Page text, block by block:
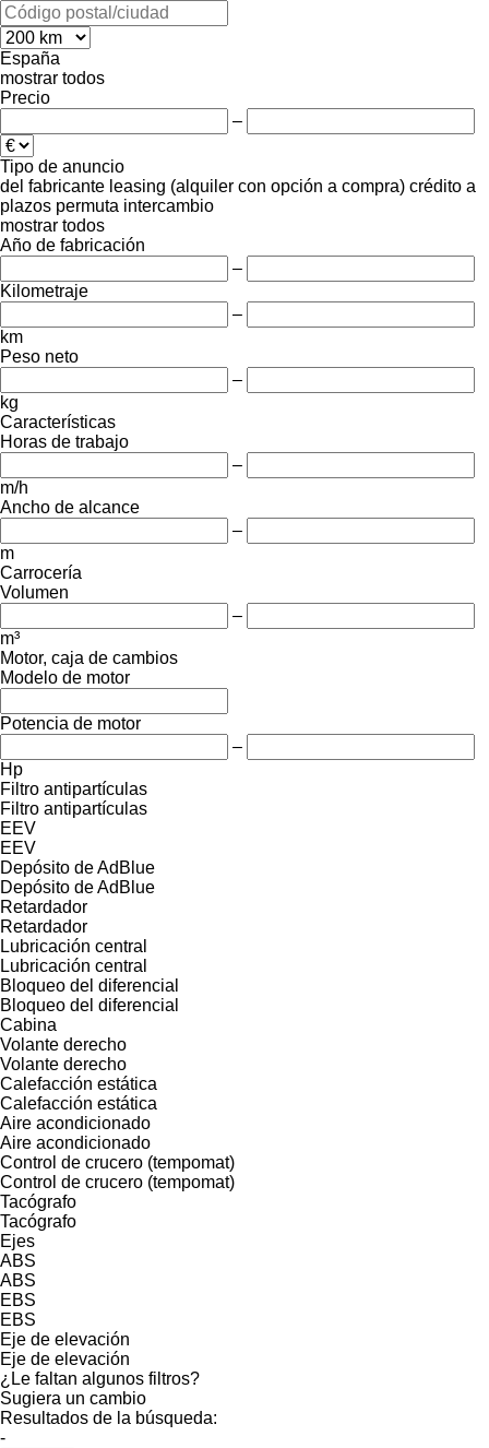
España
mostrar todos
Precio
–
Tipo de anuncio
del fabricante leasing (alquiler con opción a compra) crédito a
plazos permuta intercambio
mostrar todos
Año de fabricación
–
Kilometraje
–
km
Peso neto
–
kg
Características
Horas de trabajo
–
m/h
Ancho de alcance
–
m
Carrocería
Volumen
–
m³
Motor, caja de cambios
Modelo de motor
Potencia de motor
–
Hp
Filtro antipartículas
Filtro antipartículas
EEV
EEV
Depósito de AdBlue
Depósito de AdBlue
Retardador
Retardador
Lubricación central
Lubricación central
Bloqueo del diferencial
Bloqueo del diferencial
Cabina
Volante derecho
Volante derecho
Calefacción estática
Calefacción estática
Aire acondicionado
Aire acondicionado
Control de crucero (tempomat)
Control de crucero (tempomat)
Tacógrafo
Tacógrafo
Ejes
ABS
ABS
EBS
EBS
Eje de elevación
Eje de elevación
¿Le faltan algunos filtros?
Sugiera un cambio
Resultados de la búsqueda:
-